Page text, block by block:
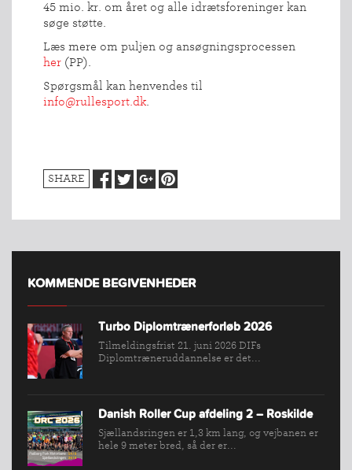
BREDDEPULJE
NYHEDER
45 mio. kr. om året og alle idrætsforeninger kan
søge støtte.
Læs mere om puljen og ansøgningsprocessen
her (PP).
Spørgsmål kan henvendes til
info@rullesport.dk.
SHARE
KOMMENDE BEGIVENHEDER
Turbo Diplomtrænerforløb 2026
Tilmeldingsfrist 21. juni 2026 DIFs
Diplomtræneruddannelse er det...
Danish Roller Cup afdeling 2 – Roskilde
Sjællandsringen er 1,3 km lang, og vejbanen er
hele 9 meter bred, så der er...